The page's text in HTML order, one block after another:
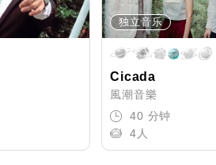
独立音乐
Cicada
風潮音樂
40 分钟
4人